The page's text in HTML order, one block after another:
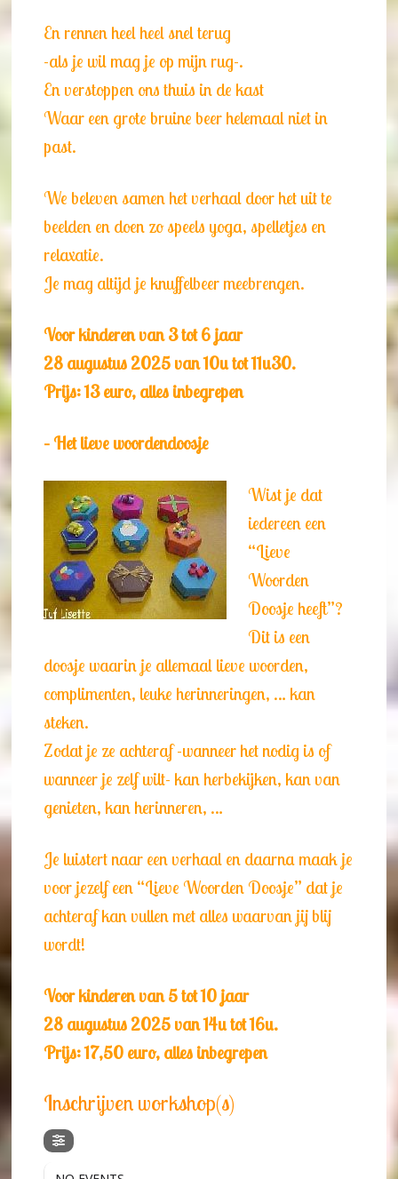
En rennen heel heel snel terug
-als je wil mag je op mijn rug-.
En verstoppen ons thuis in de kast
Waar een grote bruine beer helemaal niet in
past.
We beleven samen het verhaal door het uit te
beelden en doen zo speels yoga, spelletjes en
relaxatie.
Je mag altijd je knuffelbeer meebrengen.
Voor kinderen van 3 tot 6 jaar
28 augustus 2025 van 10u tot 11u30.
Prijs: 13 euro, alles inbegrepen
– Het lieve woordendoosje
Wist je dat
iedereen een
“Lieve
Woorden
Doosje heeft”?
Dit is een
doosje waarin je allemaal lieve woorden,
complimenten, leuke herinneringen, … kan
steken.
Zodat je ze achteraf -wanneer het nodig is of
wanneer je zelf wilt- kan herbekijken, kan van
genieten, kan herinneren, …
Je luistert naar een verhaal en daarna maak je
voor jezelf een “Lieve Woorden Doosje” dat je
achteraf kan vullen met alles waarvan jij blij
wordt!
Voor kinderen van 5 tot 10 jaar
28 augustus 2025 van 14u tot 16u.
Prijs: 17,50 euro, alles inbegrepen
Inschrijven workshop(s)